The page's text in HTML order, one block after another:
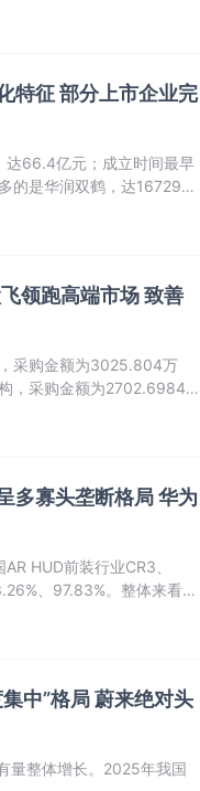
特征 部分上市企业完
达66.4亿元；成立时间最早
的是华润双鹤，达16729
领跑高端市场 致善
采购金额为3025.804万
，采购金额为2702.6984
多寡头垄断格局 华为
HUD前装行业CR3、
、97.83%。整体来看，
中”格局 蔚来绝对头
量整体增长。2025年我国